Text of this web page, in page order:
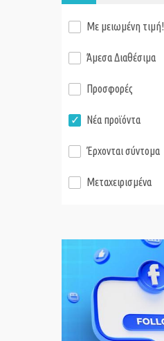
Με μειωμένη τιμή!
Άμεσα Διαθέσιμα
Προσφορές
Νέα προϊόντα
Έρχονται σύντομα
Μεταχειρισμένα